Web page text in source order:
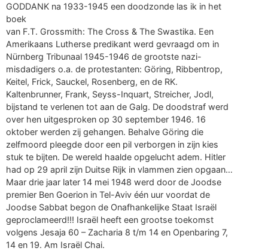
GODDANK na 1933-1945 een doodzonde las ik in het
boek
van F.T. Grossmith: The Cross & The Swastika. Een
Amerikaans Lutherse predikant werd gevraagd om in
Nürnberg Tribunaal 1945-1946 de grootste nazi-
misdadigers o.a. de protestanten: Göring, Ribbentrop,
Keitel, Frick, Sauckel, Rosenberg, en de RK.
Kaltenbrunner, Frank, Seyss-Inquart, Streicher, Jodl,
bijstand te verlenen tot aan de Galg. De doodstraf werd
over hen uitgesproken op 30 september 1946. 16
oktober werden zij gehangen. Behalve Göring die
zelfmoord pleegde door een pil verborgen in zijn kies
stuk te bijten. De wereld haalde opgelucht adem. Hitler
had op 29 april zijn Duitse Rijk in vlammen zien opgaan…
Maar drie jaar later 14 mei 1948 werd door de Joodse
premier Ben Goerion in Tel-Aviv één uur voordat de
Joodse Sabbat begon de Onafhankelijke Staat Israël
geproclameerd!!! Israël heeft een grootse toekomst
volgens Jesaja 60 – Zacharia 8 t/m 14 en Openbaring 7,
14 en 19. Am Israël Chai.